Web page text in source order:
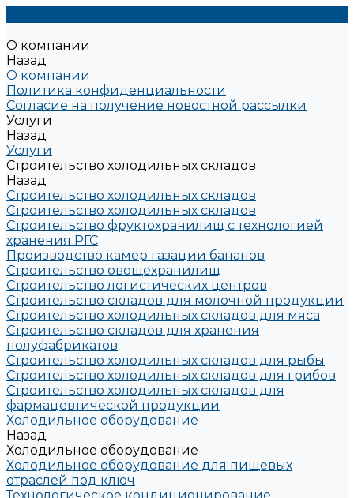
О компании
Назад
О компании
Политика конфиденциальности
Согласие на получение новостной рассылки
Услуги
Назад
Услуги
Строительство холодильных складов
Назад
Строительство холодильных складов
Строительство холодильных складов
Строительство фруктохранилищ с технологией
хранения РГС
Производство камер газации бананов
Строительство овощехранилищ
Строительство логистических центров
Строительство складов для молочной продукции
Строительство холодильных складов для мяса
Строительство складов для хранения
полуфабрикатов
Строительство холодильных складов для рыбы
Строительство холодильных складов для грибов
Строительство холодильных складов для
фармацевтической продукции
Холодильное оборудование
Назад
Холодильное оборудование
Холодильное оборудование для пищевых
отраслей под ключ